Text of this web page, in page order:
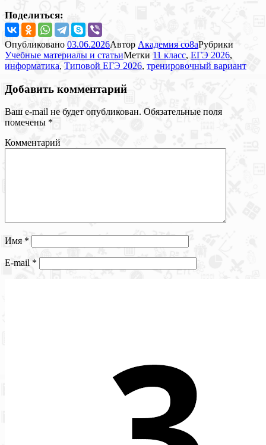
Поделиться:
Опубликовано 03.06.2026Автор Академия co8aРубрики
Учебные материалы и статьиМетки 11 класс, ЕГЭ 2026,
информатика, Типовой ЕГЭ 2026, тренировочный вариант
Добавить комментарий
Ваш e-mail не будет опубликован. Обязательные поля
помечены *
Комментарий
Имя *
E-mail *